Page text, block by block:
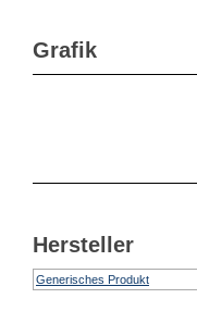
Grafik
Hersteller
Generisches Produkt